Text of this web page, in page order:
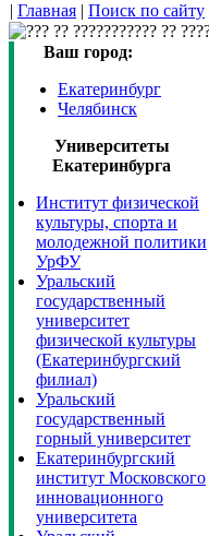
| Главная | Поиск по сайту
Ваш город:
Екатеринбург
Челябинск
Университеты
Екатеринбурга
Институт физической
культуры, спорта и
молодежной политики
УрФУ
Уральский
государственный
университет
физической культуры
(Екатеринбургский
филиал)
Уральский
государственный
горный университет
Екатеринбургский
институт Московского
инновационного
университета